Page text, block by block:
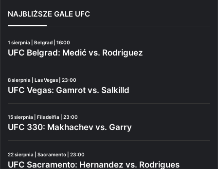
NAJBLIŻSZE GALE UFC
1 sierpnia | Belgrad | 16:00
UFC Belgrad: Medić vs. Rodriguez
8 sierpnia | Las Vegas | 23:00
UFC Vegas: Gamrot vs. Salkilld
15 sierpnia | Filadelfia | 23:00
UFC 330: Makhachev vs. Garry
22 sierpnia | Sacramento | 23:00
UFC Sacramento: Hernandez vs. Rodrigues